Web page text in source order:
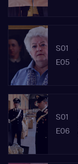
S01
E05
S01
E06